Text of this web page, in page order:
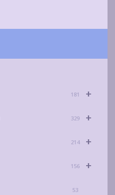
+
181
+
329
+
214
+
156
53